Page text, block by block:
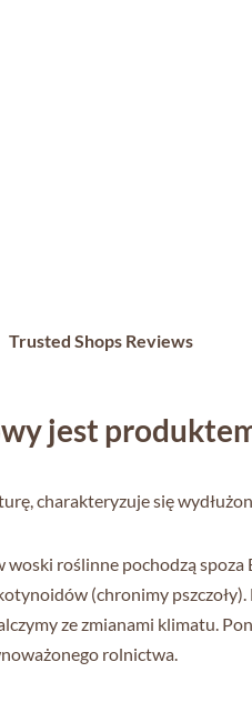
Trusted Shops Reviews
jest
charakteryzuje się
woski roślinne pochodzą
(chronimy
ze zmianami klimatu.
rolnictwa.